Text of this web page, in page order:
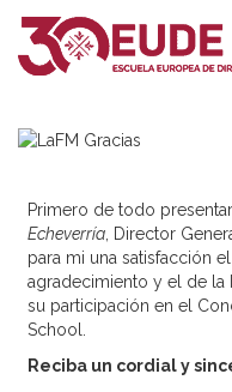
POR
Primero de todo
Echeverría , Director
para mi una satisfacción
agradecimiento y el de
su participación en el
School.
Reciba un cordial y